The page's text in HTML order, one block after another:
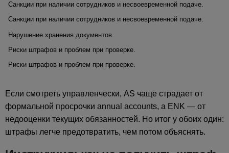
Санкции при наличии сотрудников и несвоевременной подаче.
Санкции при наличии сотрудников и несвоевременной подаче.
Нарушение хранения документов
Риски штрафов и проблем при проверке.
Риски штрафов и проблем при проверке.
Если смотреть управленчески, AS чаще страдает от
формальной просрочки annual accounts, а ENK — от
недооценки текущих обязанностей. Но итог у обоих один:
штрафы легче предотвратить, чем потом объяснять.